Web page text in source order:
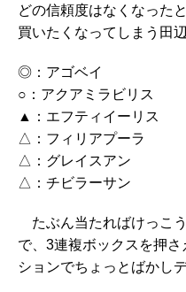
どの信頼度はなくなった
買いたくなってしまう田
◎：アゴベイ
○：アクアミラビリス
▲：エフティイーリス
△：フィリアプーラ
△：グレイスアン
△：チビラーサン
たぶん当たればけっこ
で、3連複ボックスを押
ションでちょっとばかし